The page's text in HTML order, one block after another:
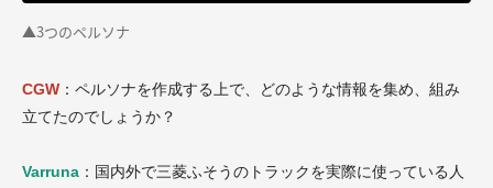
▲3つのペルソナ
CGW ：ペルソナを作成する上で、どのような情報を集め、組み
立てたのでしょうか？
Varruna ：国内外で三菱ふそうのトラックを実際に使っている人